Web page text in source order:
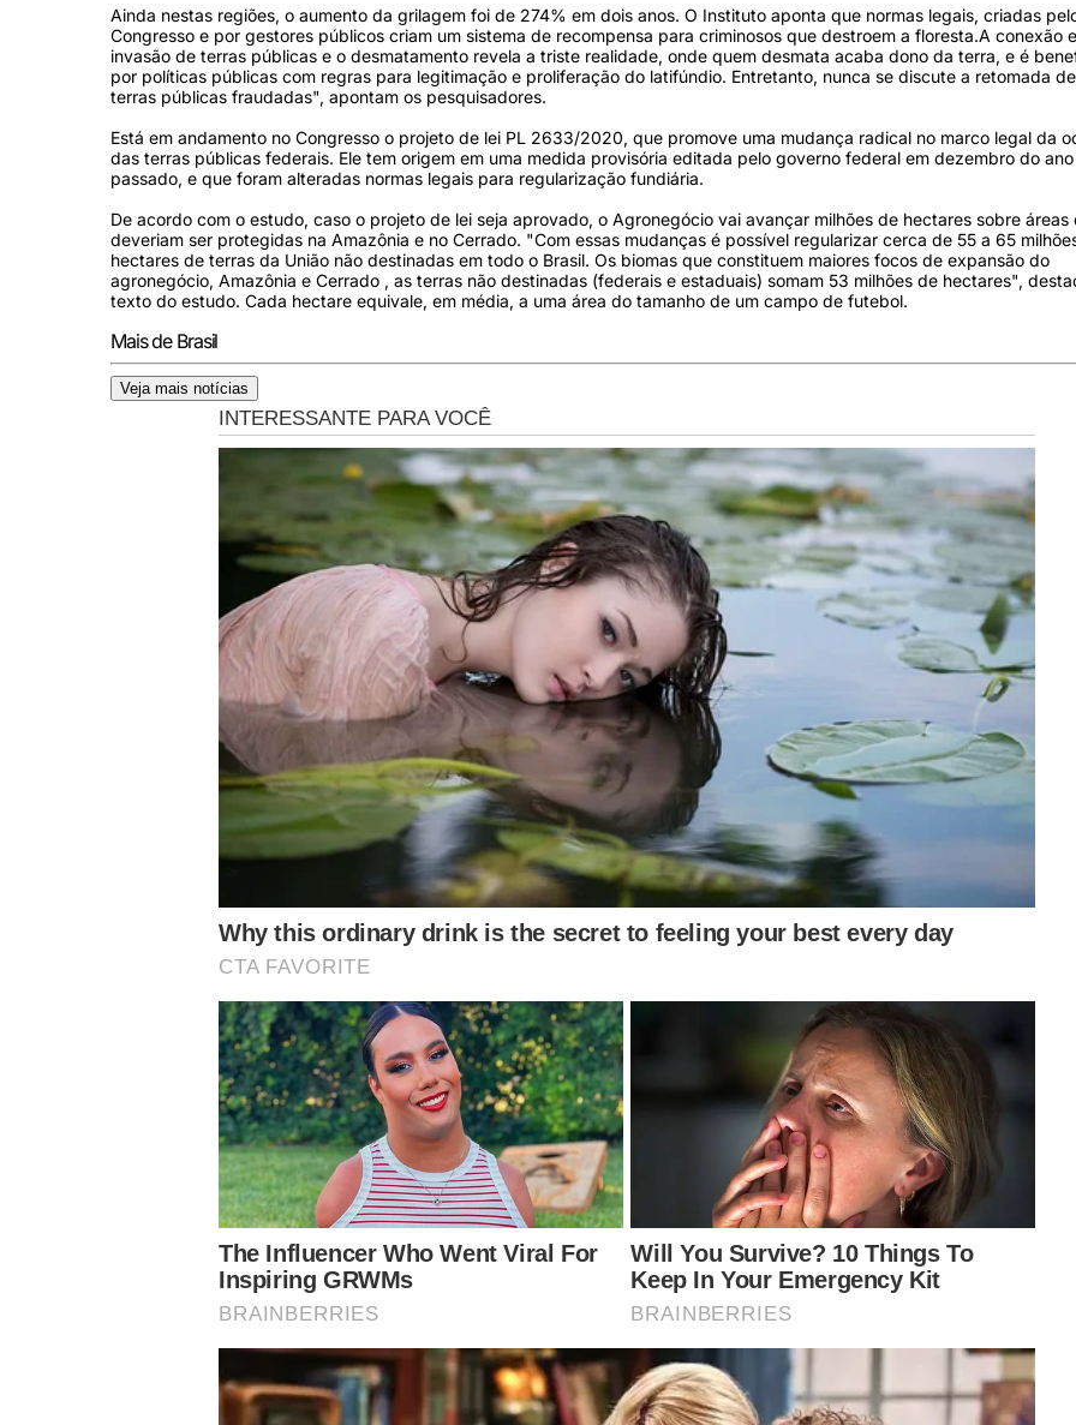
Ainda nestas regiões, o aumento da grilagem foi de 274% em dois anos. O Instituto aponta que normas legais, criadas
Congresso e por gestores públicos criam um sistema de recompensa para criminosos que destroem a floresta.A conexão
invasão de terras públicas e o desmatamento revela a triste realidade, onde quem desmata acaba dono da terra, e é
por políticas públicas com regras para legitimação e proliferação do latifúndio. Entretanto, nunca se discute a retomada
terras públicas fraudadas", apontam os pesquisadores.
Está em andamento no Congresso o projeto de lei PL 2633/2020, que promove uma mudança radical no marco legal da
das terras públicas federais. Ele tem origem em uma medida provisória editada pelo governo federal em dezembro do ano
passado, e que foram alteradas normas legais para regularização fundiária.
De acordo com o estudo, caso o projeto de lei seja aprovado, o Agronegócio vai avançar milhões de hectares sobre áreas
deveriam ser protegidas na Amazônia e no Cerrado. "Com essas mudanças é possível regularizar cerca de 55 a 65
hectares de terras da União não destinadas em todo o Brasil. Os biomas que constituem maiores focos de expansão do
agronegócio, Amazônia e Cerrado , as terras não destinadas (federais e estaduais) somam 53 milhões de hectares",
texto do estudo. Cada hectare equivale, em média, a uma área do tamanho de um campo de futebol.
Mais de Brasil
Veja mais notícias